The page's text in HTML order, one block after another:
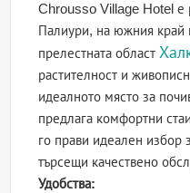
Chrousso Village Hotel е
Палиури, на южния край
прелестната област
растителност и
идеалното място за
предлага комфортни
го прави идеален избор
търсещи качествено
Удобства: